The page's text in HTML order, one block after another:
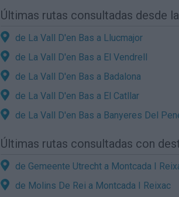
Últimas rutas consultadas desde
de La Vall D'en Bas a Llucmajor
de La Vall D'en Bas a El Vendrell
de La Vall D'en Bas a Badalona
de La Vall D'en Bas a El Catllar
de La Vall D'en Bas a Banyeres Del
Últimas rutas consultadas con
de Gemeente Utrecht a Montcada I
de Molins De Rei a Montcada I Reixac